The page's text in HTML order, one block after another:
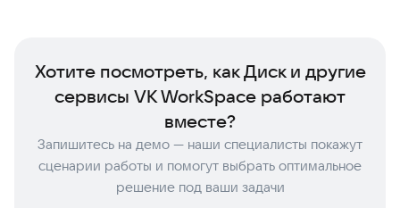
Хотите посмотреть, как Диск и другие
сервисы VK WorkSpace работают
вместе?
Запишитесь на демо — наши специалисты покажут
сценарии работы и помогут выбрать оптимальное
решение под ваши задачи